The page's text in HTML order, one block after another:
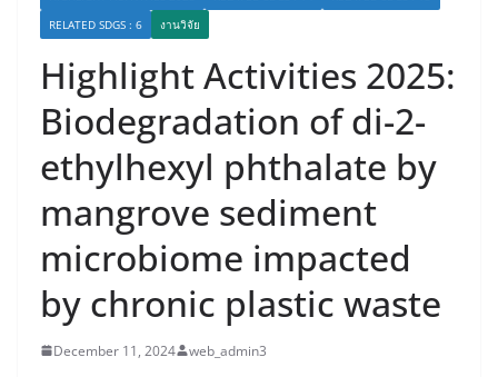
RELATED SDGS : 6
งานวิจัย
Highlight Activities 2025:
Biodegradation of di-2-
ethylhexyl phthalate by
mangrove sediment
microbiome impacted
by chronic plastic waste
December 11, 2024 web_admin3